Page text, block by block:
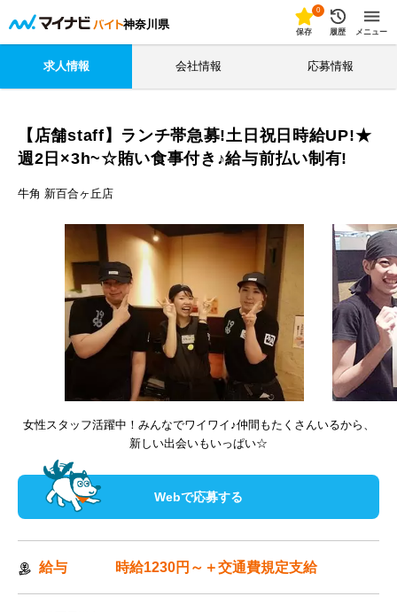
神奈川県
0
保存 履歴 メニュー
求人情報 会社情報 応募情報
【店舗staff】ランチ帯急募!土日祝日時給UP!★
週2日×3h~☆賄い食事付き♪給与前払い制有!
牛角 新百合ヶ丘店
女性スタッフ活躍中！みんなでワイワイ♪仲間もたくさんいるから、
新しい出会いもいっぱい☆
Webで応募する
給与 時給1230円～＋交通費規定支給